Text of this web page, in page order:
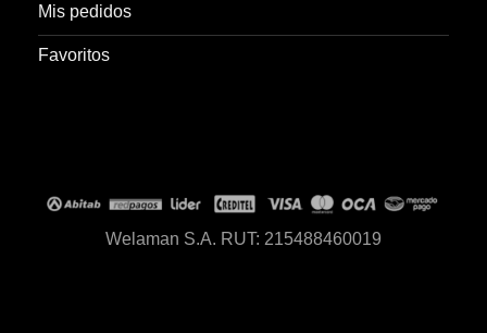
Mis pedidos
Favoritos
Welaman S.A. RUT: 215488460019